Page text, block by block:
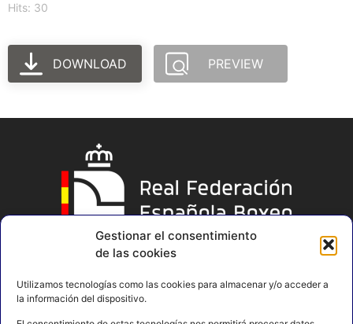
Gestionar el consentimiento
de las cookies
Utilizamos tecnologías como las cookies para almacenar y/o acceder a
la información del dispositivo.
Hits: 30
DOWNLOAD PREVIEW